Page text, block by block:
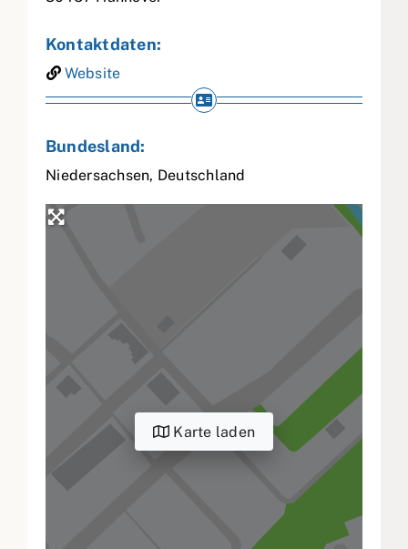
Kontaktdaten:
Website
Bundesland:
Niedersachsen, Deutschland
Karte laden